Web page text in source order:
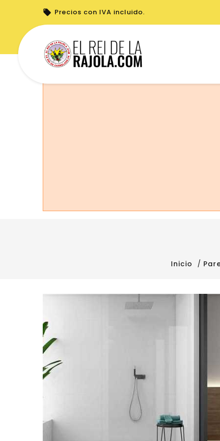
Precios con IVA incluido.
No puede realizar pedidos desde su
Inicio